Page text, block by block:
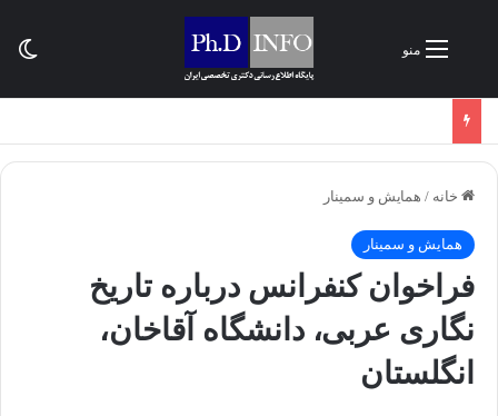
منو
خانه / همایش و سمینار
همایش و سمینار
فراخوان کنفرانس درباره تاریخ
نگاری عربی، دانشگاه آقاخان،
انگلستان